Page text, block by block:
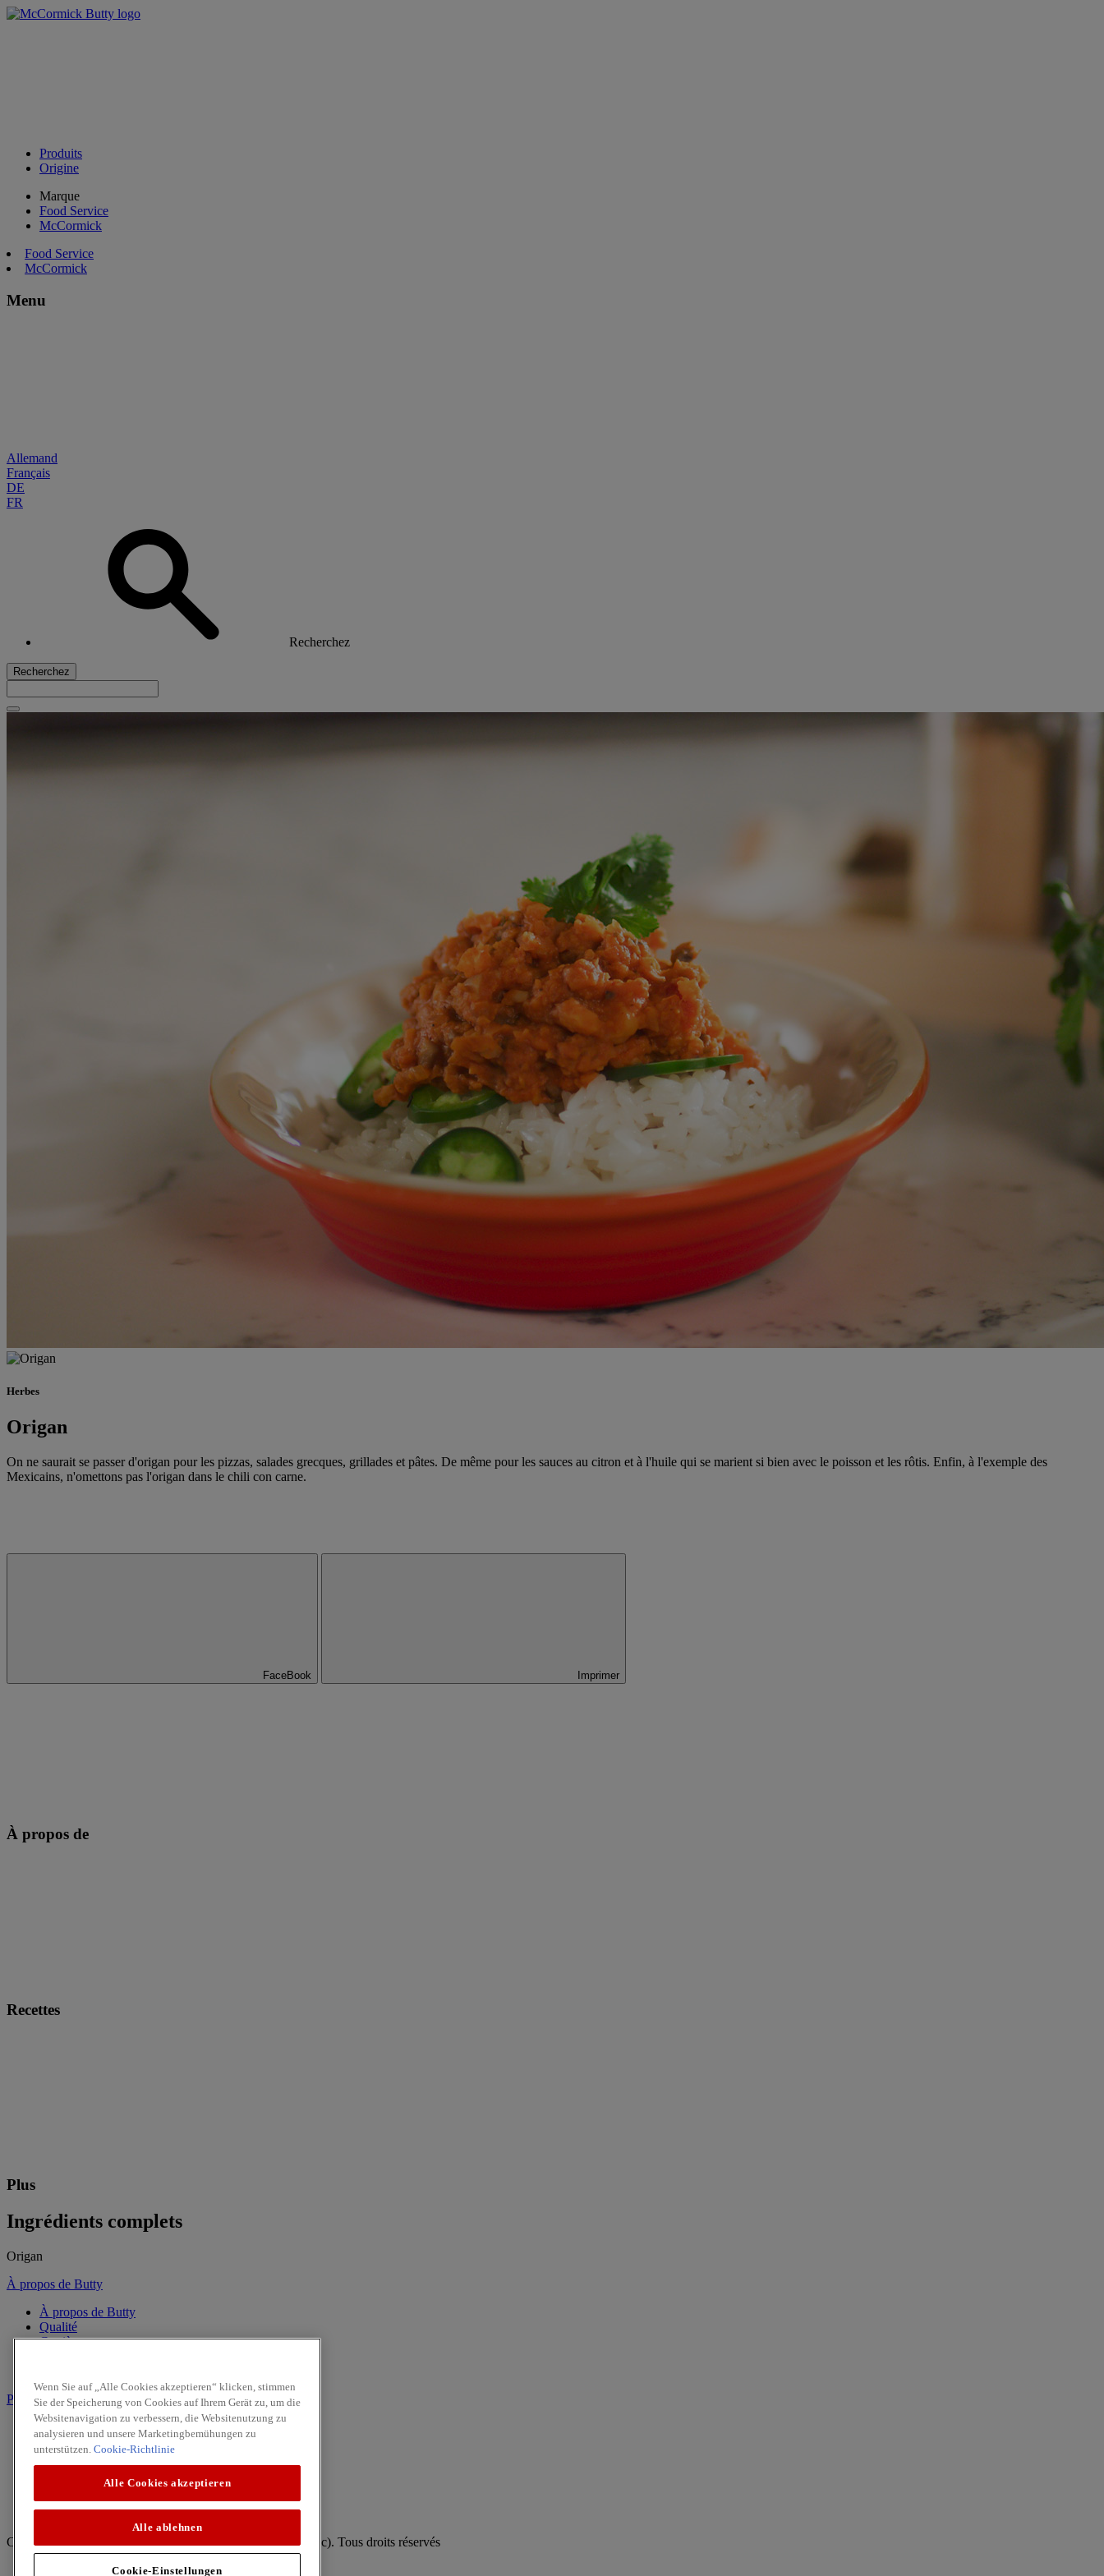
Produits
Origine
Marque
Food Service
McCormick
Food Service
McCormick
Menu
Allemand
Français
DE
FR
Recherchez
Recherchez
Herbes
Origan
On ne saurait se passer d'origan pour les pizzas, salades grecques, grillades et pâtes. De même pour les sauces au citron et à l'huile qui se marient si bien avec le poisson et les rôtis. Enfin, à l'exemple des
Mexicains, n'omettons pas l'origan dans le chili con carne.
FaceBook Imprimer
À propos de
Recettes
Plus
Ingrédients complets
Origan
À propos de Butty
À propos de Butty
Qualité
Carrière
PRODUITS
Poivres
Herbes
Moulins à Condiments
Champignons
Facebook
Copyright © 2026 McCormick (McCormick & Company, Inc). Tous droits réservés
Règles de confidentialité
Wenn Sie auf „Alle Cookies akzeptieren“ klicken, stimmen
Sie der Speicherung von Cookies auf Ihrem Gerät zu, um die
Websitenavigation zu verbessern, die Websitenutzung zu
analysieren und unsere Marketingbemühungen zu
unterstützen. Cookie-Richtlinie
Alle Cookies akzeptieren
Alle ablehnen
Cookie-Einstellungen